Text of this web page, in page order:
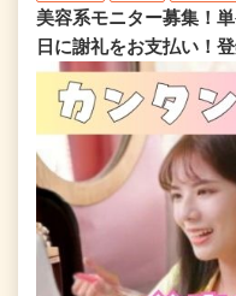
美容系モニター募集！
日に謝礼をお支払い！